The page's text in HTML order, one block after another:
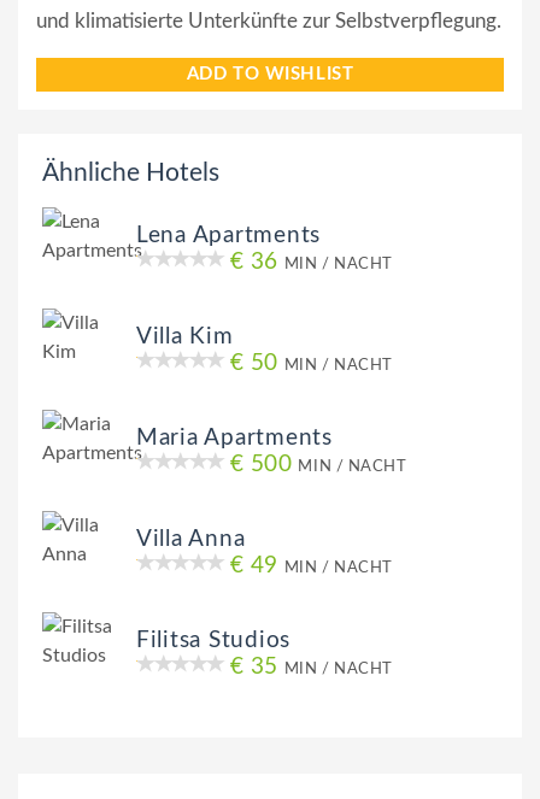
und klimatisierte Unterkünfte zur Selbstverpflegung.
ADD TO WISHLIST
Ähnliche Hotels
Lena Apartments
€ 36 MIN / NACHT
Villa Kim
€ 50 MIN / NACHT
Maria Apartments
€ 500 MIN / NACHT
Villa Anna
€ 49
MIN / NACHT
Filitsa Studios
€ 35
MIN / NACHT